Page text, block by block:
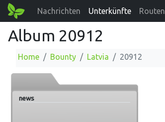
Nachrichten Unterkünfte Routen
Album 20912
Home Bounty Latvia 20912
news